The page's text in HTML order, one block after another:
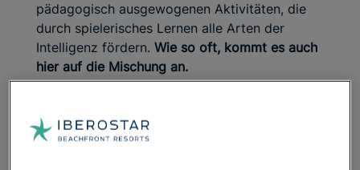
pädagogisch ausgewogenen Aktivitäten, die
durch spielerisches Lernen alle Arten der
Intelligenz fördern. Wie so oft, kommt es auch
hier auf die Mischung an.
Programms basiert auf der
multiplen Intelligenzen von Howard Gardner,